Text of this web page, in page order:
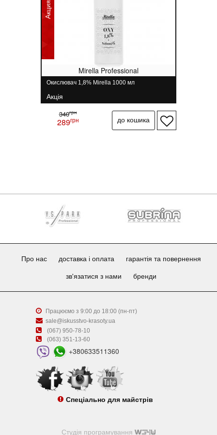
Акция
Mirella Professional
Окислювач 1,8% Mirella 1000 мл
Акція
340грн
289грн
Про нас доставка і оплата гарантія та повернення
зв'язатися з нами бренди
Працюємо з 9:00 до 18:00 (пн-пт)
sale@iskusstvo-krasoty.ua
(067) 950-78-10
(063) 351-13-60
+380633511360
Спеціально для майстрів
Студія програмування